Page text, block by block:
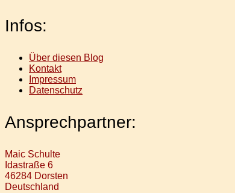
Infos:
Über diesen Blog
Kontakt
Impressum
Datenschutz
Ansprechpartner:
Maic Schulte
Idastraße 6
46284 Dorsten
Deutschland